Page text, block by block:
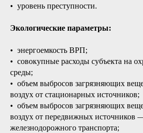
• уровень преступности.
Экологические параметры:
• энергоемкость ВРП;
• совокупные расходы субъекта на
среды;
• объем выбросов загрязняющих
воздух от стационарных источников;
• объем выбросов загрязняющих
воздух от передвижных источников
железнодорожного транспорта;